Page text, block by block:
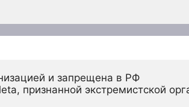
и запрещена в РФ
признанной экстремистской